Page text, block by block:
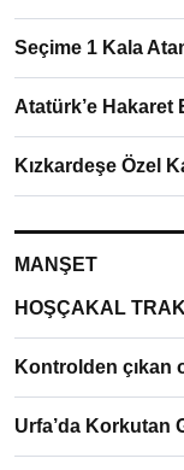
Seçime 1 Kala
Atatürk’e Hakaret
Kızkardeşe Özel
MANŞET
HOŞÇAKAL
Kontrolden çıkan
Urfa’da Korkutan